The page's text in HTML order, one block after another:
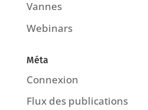
Vannes
Webinars
Méta
Connexion
Flux des publications